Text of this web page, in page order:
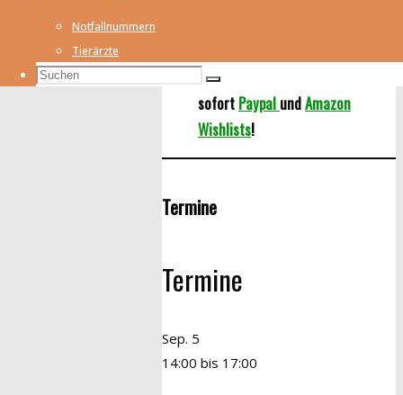
Notfallnummern
Tierärzte
Suchen
Suchen
Suchen
Wir haben ab
sofort Paypal undAmazon
Wishlists!
Termine
Termine
Sep. 5
14:00 bis 17:00